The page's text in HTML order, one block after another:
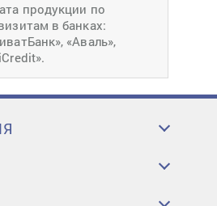
продукции по
в банках:
«Аваль»,